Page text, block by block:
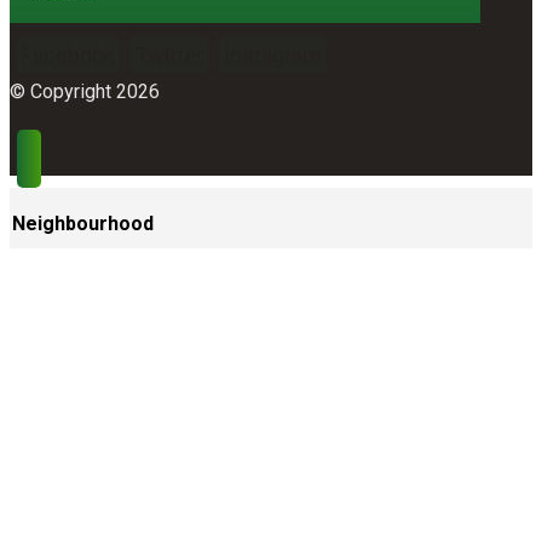
© Copyright 2026
Neighbourhood